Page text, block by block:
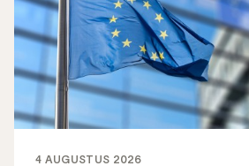
4 AUGUSTUS 2026